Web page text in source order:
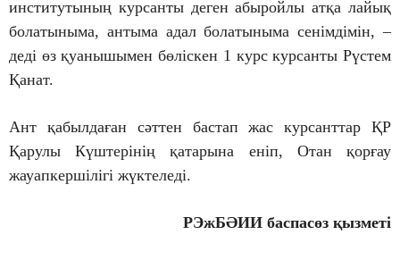
институтының курсанты деген абыройлы атқа лайық
болатыныма, антыма адал болатыныма сенімдімін, –
деді өз қуанышымен бөліскен 1 курс курсанты Рүстем
Қанат.
Ант қабылдаған сәттен бастап жас курсанттар ҚР
Қарулы Күштерінің қатарына еніп, Отан қорғау
жауапкершілігі жүктеледі.
РЭжБӘИИ баспасөз қызметі